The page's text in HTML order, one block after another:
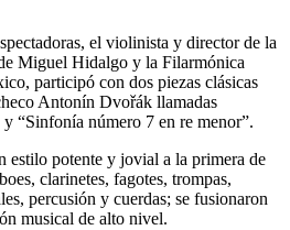
el violinista y director de la
Miguel Hidalgo y la Filarmónica
participó con dos piezas clásicas
Antonín Dvořák llamadas
“Sinfonía número 7 en re menor”.
estilo potente y jovial a la primera de
clarinetes, fagotes, trompas,
percusión y cuerdas; se fusionaron
musical de alto nivel.